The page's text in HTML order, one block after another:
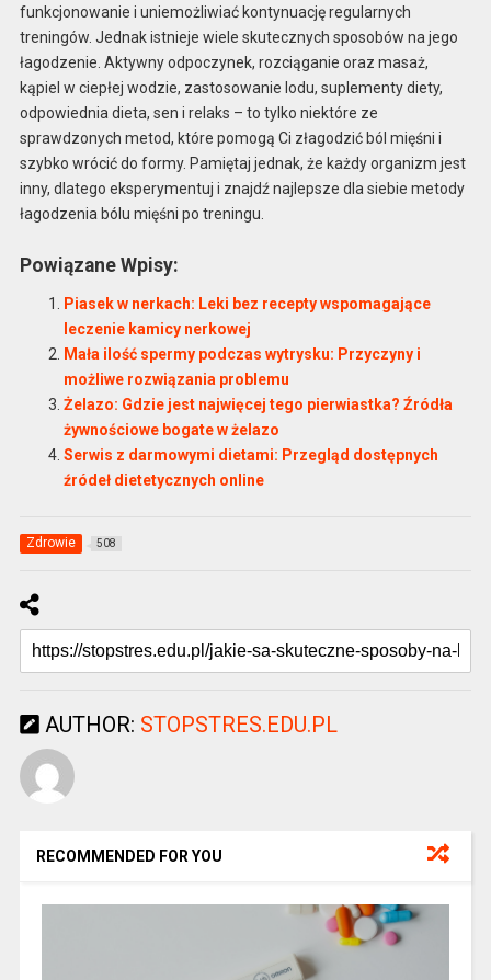
funkcjonowanie i uniemożliwiać kontynuację regularnych
treningów. Jednak istnieje wiele skutecznych sposobów na jego
łagodzenie. Aktywny odpoczynek, rozciąganie oraz masaż,
kąpiel w ciepłej wodzie, zastosowanie lodu, suplementy diety,
odpowiednia dieta, sen i relaks – to tylko niektóre ze
sprawdzonych metod, które pomogą Ci złagodzić ból mięśni i
szybko wrócić do formy. Pamiętaj jednak, że każdy organizm jest
inny, dlatego eksperymentuj i znajdź najlepsze dla siebie metody
łagodzenia bólu mięśni po treningu.
Powiązane Wpisy:
Piasek w nerkach: Leki bez recepty wspomagające
leczenie kamicy nerkowej
Mała ilość spermy podczas wytrysku: Przyczyny i
możliwe rozwiązania problemu
Żelazo: Gdzie jest najwięcej tego pierwiastka? Źródła
żywnościowe bogate w żelazo
Serwis z darmowymi dietami: Przegląd dostępnych
źródeł dietetycznych online
Zdrowie 508
AUTHOR: STOPSTRES.EDU.PL
RECOMMENDED FOR YOU